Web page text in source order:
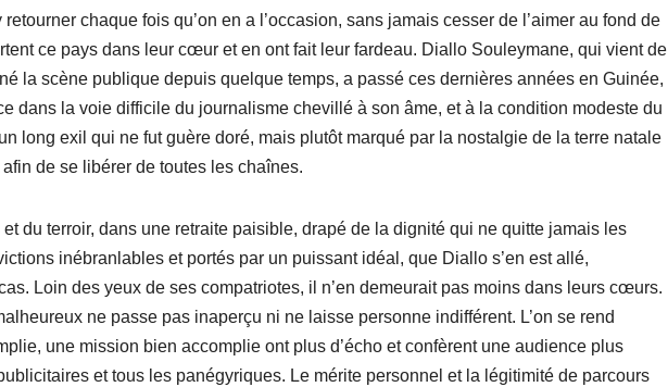
chaque fois qu’on en a l’occasion, sans jamais cesser de l’aimer au fond de
ce pays dans leur cœur et en ont fait leur fardeau. Diallo Souleymane, qui vient de
la scène publique depuis quelque temps, a passé ces dernières années en Guinée,
dans la voie difficile du journalisme chevillé à son âme, et à la condition modeste du
long exil qui ne fut guère doré, mais plutôt marqué par la nostalgie de la terre natale
de se libérer de toutes les chaînes.
du terroir, dans une retraite paisible, drapé de la dignité qui ne quitte jamais les
inébranlables et portés par un puissant idéal, que Diallo s’en est allé,
Loin des yeux de ses compatriotes, il n’en demeurait pas moins dans leurs cœurs.
ne passe pas inaperçu ni ne laisse personne indifférent. L’on se rend
une mission bien accomplie ont plus d’écho et confèrent une audience plus
et tous les panégyriques. Le mérite personnel et la légitimité de parcours